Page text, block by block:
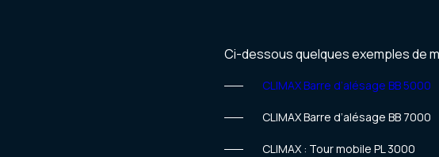
Ci-dessous quelques exemples de
CLIMAX Barre d’alésage BB 5000
CLIMAX Barre d’alésage BB 7000
CLIMAX : Tour mobile PL 3000